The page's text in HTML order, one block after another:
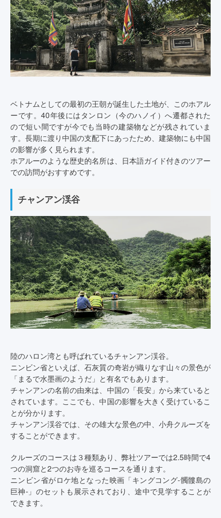
ベトナムとしての最初の王朝が誕生した土地が、このホアル
ーです。40年後にはタンロン（今のハノイ）へ遷都された
ので短い間ですが今でも当時の建築物などが残されていま
す。長期に渡り中国の支配下にあったため、建築物にも中国
の影響が多く見られます。
ホアルーのような歴史的名所は、日本語ガイド付きのツアー
での訪問がおすすめです。
チャンアン渓谷
陸のハロン湾とも呼ばれているチャンアン渓谷。
ニンビン省といえば、石灰質の奇岩が織りなす山々の景色が
「まるで水墨画のようだ」と有名でもあります。
チャンアンの名前の由来は、中国の「長安」から来ていると
されています。ここでも、中国の影響を大きく受けているこ
とが分かります。
チャンアン渓谷では、その雄大な景色の中、小舟クルーズを
することができます。
クルーズのコースは３種類あり、弊社ツアーでは2.5時間で4
つの洞窟と2つのお寺を巡るコースを通ります。
ニンビン省がロケ地となった映画「キングコング-髑髏島の
巨神-」のセットも展示されており、途中で見学することが
できます。